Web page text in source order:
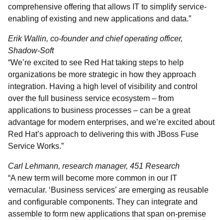
comprehensive offering that allows IT to simplify service-
enabling of existing and new applications and data.”
Erik Wallin, co-founder and chief operating officer,
Shadow-Soft
“We’re excited to see Red Hat taking steps to help
organizations be more strategic in how they approach
integration. Having a high level of visibility and control
over the full business service ecosystem – from
applications to business processes – can be a great
advantage for modern enterprises, and we’re excited about
Red Hat’s approach to delivering this with JBoss Fuse
Service Works.”
Carl Lehmann, research manager, 451 Research
“A new term will become more common in our IT
vernacular. ‘Business services’ are emerging as reusable
and configurable components. They can integrate and
assemble to form new applications that span on-premise